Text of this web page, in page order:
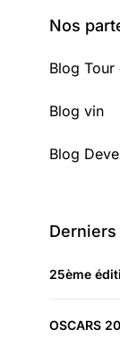
Nos
Blog
Blog vin
Blog
25ème
OSCARS